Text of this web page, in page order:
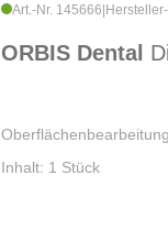
Art.-Nr. 145666
ORBIS Dental
Inhalt: 1 Stück